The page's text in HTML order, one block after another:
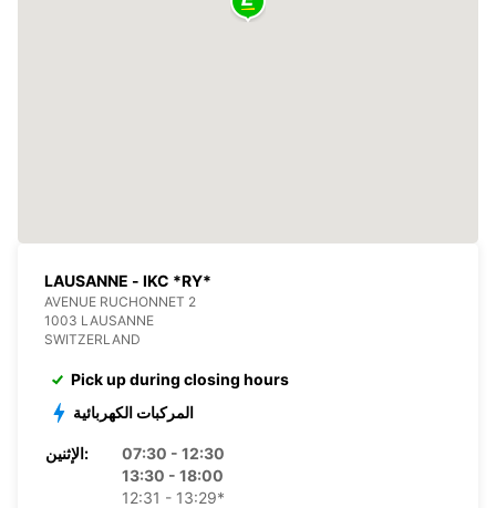
LAUSANNE - IKC *RY*
AVENUE RUCHONNET 2
1003 LAUSANNE
SWITZERLAND
Pick up during closing hours
المركبات الكهربائية
الإثنين:
07:30 - 12:30
13:30 - 18:00
12:31 - 13:29*